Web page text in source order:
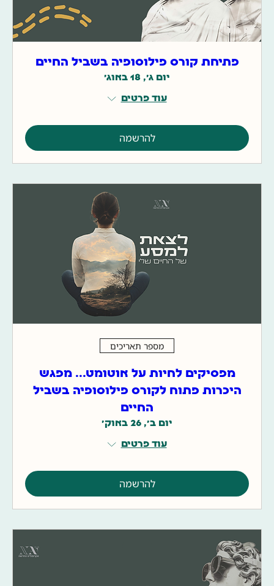
פתיחת קורס פילוסופיה בשביל החיים
יום ג׳, 18 באוג׳
עוד פרטים
להרשמה
מספר תאריכים
מפסיקים לחיות על אוטומט... מפגש
היכרות פתוח לקורס פילוסופיה בשביל
החיים
יום ב׳, 26 באוק׳
עוד פרטים
להרשמה